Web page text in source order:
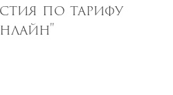
по тарифу